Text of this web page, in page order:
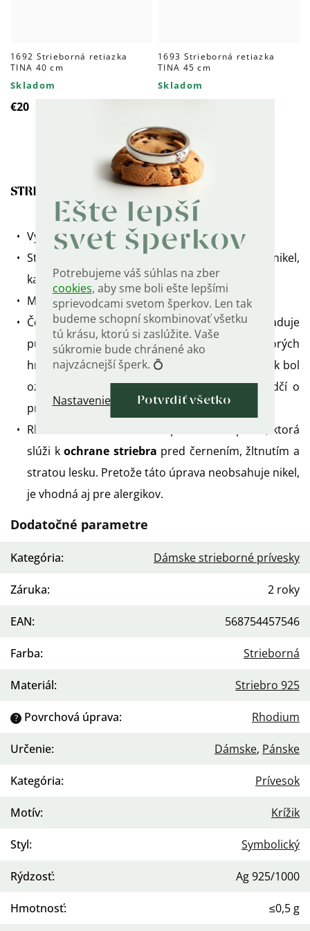
Ešte lepší
svet šperkov
Potrebujeme váš súhlas na zber
cookies, aby sme boli ešte lepšími
sprievodcami svetom šperkov. Len tak
budeme schopní skombinovať všetku
tú krásu, ktorú si zaslúžite. Vaše
súkromie bude chránené ako
najvzácnejší šperk. 💍
Nastavenie Potvrdiť všetko
1692 Strieborná retiazka
TINA 40 cm
Skladom
€20
1693 Strieborná retiazka
TINA 45 cm
Skladom
STRIEBORNÝ PRÍVESOK PÁPEŽOV KRÍŽ
Vyrobená v Poľsku.
Striebro rýdzosti 925/1000. Neobsahuje nikel,
kadmium ani olovo.
Malý, tenučký, ale pevný.
Český zákon o puncovom značení nevyžaduje
puncové označenie strieborných šperkov, ktorých
hmotnosť nepresahuje 3,49 g striebra. Prívesok bol
označený výrobnou značkou výrobcu, čo svedčí o
pravosti suroviny použitej na jeho výrobu.
Rhodiované - antioxidačná povrchová úprava, ktorá
slúži kochrane striebra pred černením, žltnutím a
stratou lesku. Pretože táto úprava neobsahuje nikel,
je vhodná aj pre alergikov.
Dodatočné parametre
Kategória: Dámske strieborné prívesky
Záruka: 2 roky
EAN: 568754457546
Farba: Strieborná
Materiál: Striebro 925
? Povrchová úprava: Rhodium
Určenie: Dámske, Pánske
Kategória: Prívesok
Motív: Krížik
Styl: Symbolický
Rýdzosť: Ag 925/1000
Hmotnosť: ≤0,5 g